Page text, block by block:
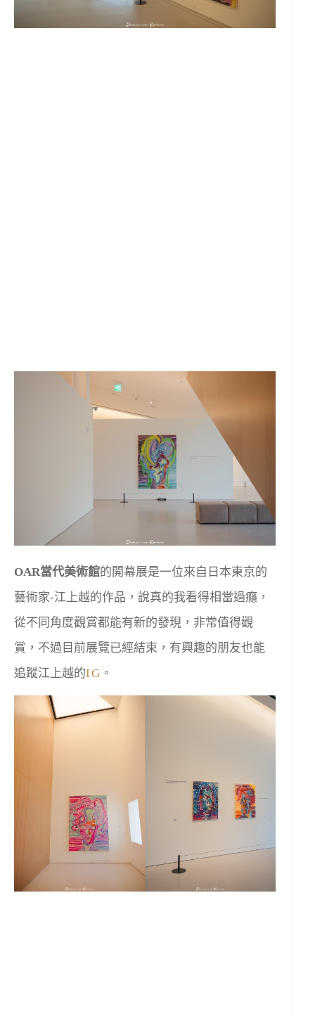
OAR當代美術館的開幕展是一位來自日本東京的
藝術家-江上越的作品，說真的我看得相當過癮，
從不同角度觀賞都能有新的發現，非常值得觀
賞，不過目前展覽已經結束，有興趣的朋友也能
追蹤江上越的IG 。